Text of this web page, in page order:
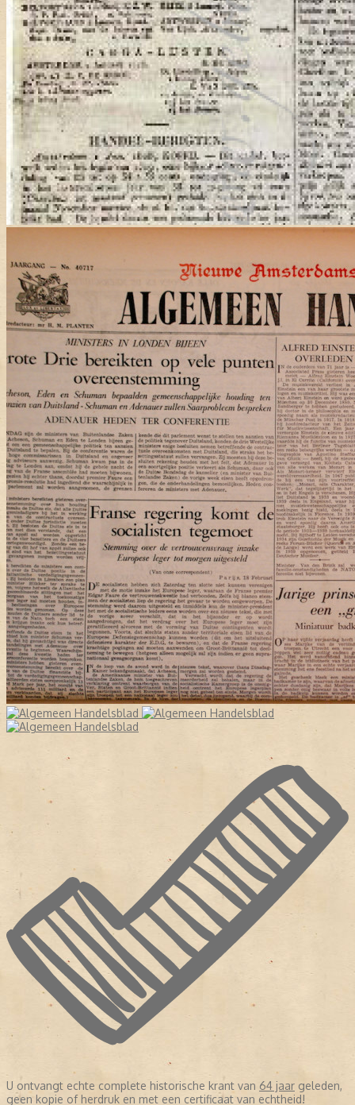
U ontvangt echte complete historische krant van 64 jaar geleden,
geen kopie of herdruk en met een certificaat van echtheid!